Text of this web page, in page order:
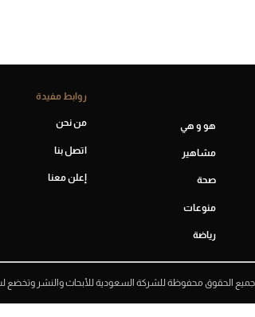
هو و هي
مشاهير
صحة
منوعات
رياضة
روابط مفيدة
من نحن
اتصل بنا
إعلن معنا
جميع الحقوق محفوظة للشركة السعودية للأبحاث والنشر وتخضع